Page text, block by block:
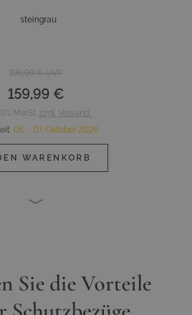
steingrau
199,99 €UVP
159,99 €
MwSt. zzgl. Versand*
: 05. - 07. Oktober 2026
WARENKORB
Sie die Vorteile